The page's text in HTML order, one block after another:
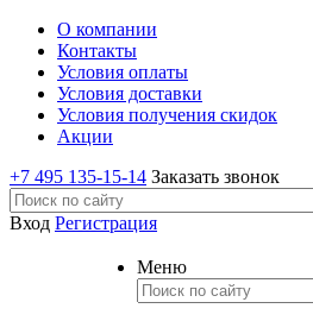
О компании
Контакты
Условия оплаты
Условия доставки
Условия получения скидок
Акции
+7 495 135-15-14 Заказать звонок
Вход Регистрация
Меню